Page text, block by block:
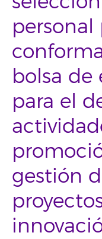
personal
bolsa de
para el
gestión